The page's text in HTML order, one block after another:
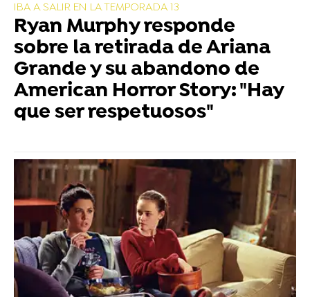
IBA A SALIR EN LA TEMPORADA 13
Ryan Murphy responde
sobre la retirada de Ariana
Grande y su abandono de
American Horror Story: "Hay
que ser respetuosos"